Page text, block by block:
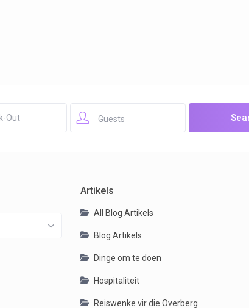
Guests
Artikels
All Blog Artikels
Blog Artikels
Dinge om te doen
Hospitaliteit
Reiswenke vir die Overberg